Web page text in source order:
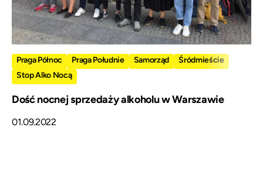
Praga Północ Praga Południe Samorząd
Śródmieście
Stop Alko Nocą
Dość nocnej sprzedaży alkoholu w Warszawie
01.09.2022